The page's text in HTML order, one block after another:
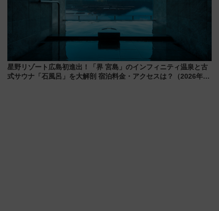
星野リゾート広島初進出！「界 宮島」のインフィニティ温泉と古
式サウナ「石風呂」を大解剖 宿泊料金・アクセスは？（2026年7